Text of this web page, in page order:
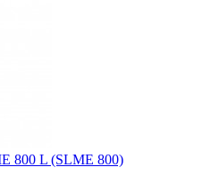
800 L (SLME 800)